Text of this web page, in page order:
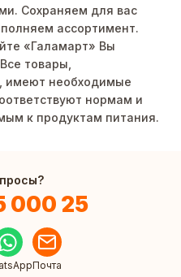
Сохраняем для вас
ассортимент.
«Галамарт» Вы
товары,
имеют необходимые
нормам и
к продуктам питания.
000 25
Почта